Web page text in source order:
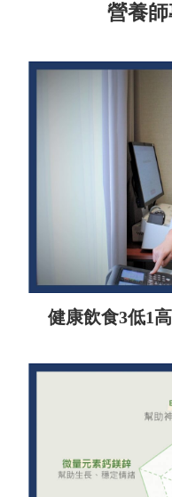
營養
健康飲食3低1